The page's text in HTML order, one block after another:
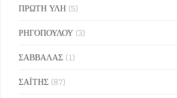
ΠΡΩΤΗ ΥΛΗ (5)
ΡΗΓΟΠΟΥΛΟΥ (3)
ΣΑΒΒΑΛΑΣ (1)
ΣΑΪΤΗΣ (87)